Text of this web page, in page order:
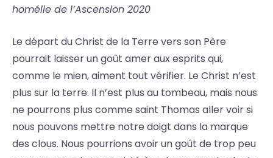
homélie de l’Ascension 2020
Le départ du Christ de la Terre vers son Père
pourrait laisser un goût amer aux esprits qui,
comme le mien, aiment tout vérifier. Le Christ n’est
plus sur la terre. Il n’est plus au tombeau, mais nous
ne pourrons plus comme saint Thomas aller voir si
nous pouvons mettre notre doigt dans la marque
des clous. Nous pourrions avoir un goût de trop peu